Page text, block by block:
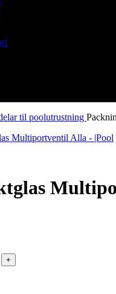
til poolutrustning